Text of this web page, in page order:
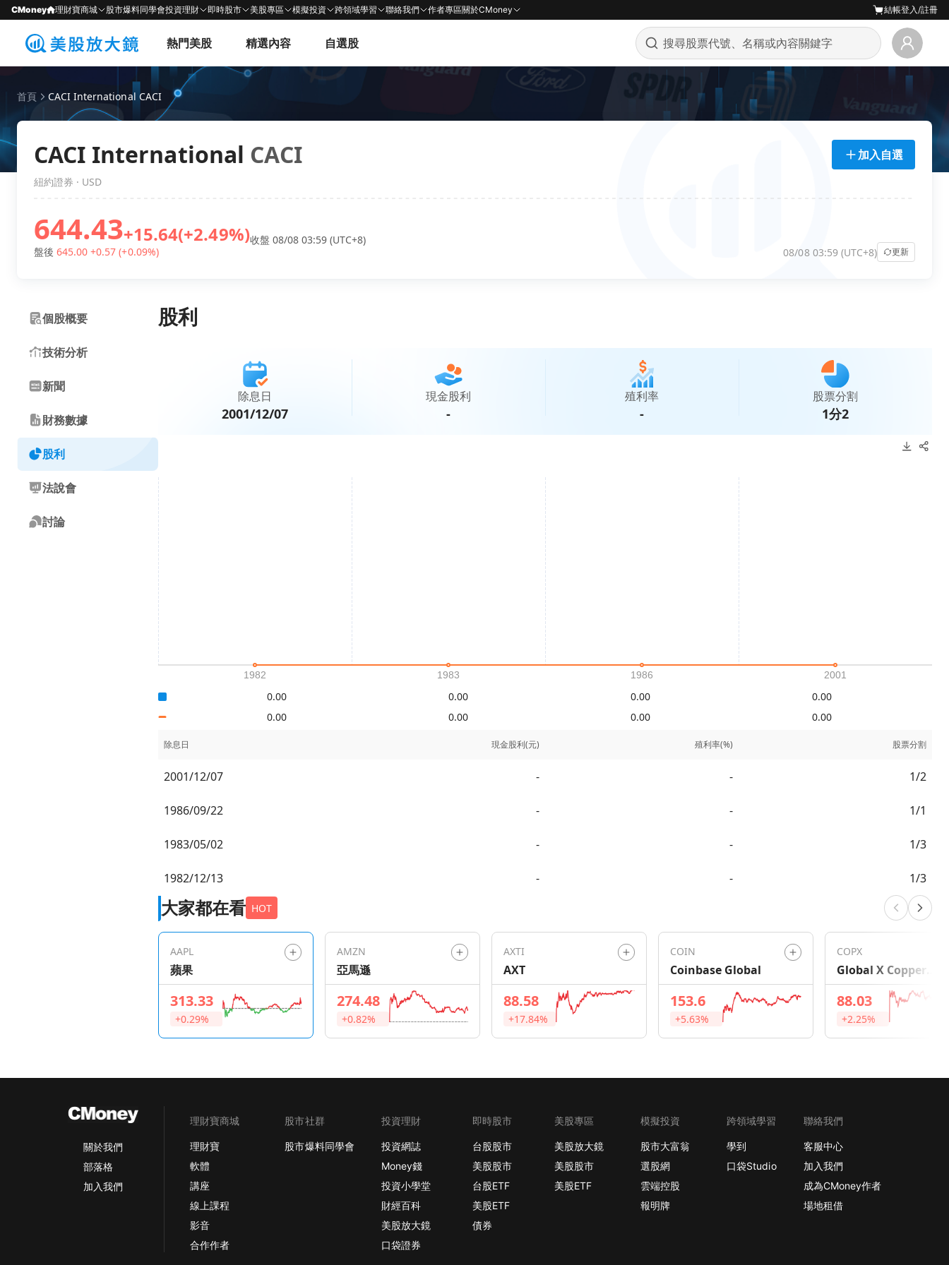
CMoney 理財寶商城 股市爆料同學會投資理財 即時股市 美股專區 模擬投資 跨領域學習 聯絡我們 作者專區關於CMoney 結帳登入/註冊
熱門美股 精選內容 自選股
首頁 CACI International CACI
CACI International CACI 加入自選
紐約證券 · USD
644.43+15.64(+2.49%)收盤 08/08 03:59 (UTC+8)
盤後645.00+0.57(+0.09%) 08/08 03:59 (UTC+8) 更新
個股概要
技術分析
新聞
財務數據
股利
法說會
討論
股利
除息日
2001/12/07
現金股利
-
殖利率
-
股票分割
1分2
0.00 0.00 0.00
0.00
0.00
0.00 0.00 0.00
除息日 現金股利(元) 殖利率(%) 股票分割
2001/12/07 - - 1/2
1986/09/22 - - 1/1
1983/05/02 - - 1/3
1982/12/13 - - 1/3
大家都在看 HOT
AAPL
蘋果
313.33
+0.29%
AMZN
亞馬遜
274.48
+0.82%
AXTI
AXT
88.58
+17.84%
COIN
Coinbase Global
153.6
+5.63%
COPX
Global X Copper
Miners ETF
88.03
+2.25%
關於我們
部落格
加入我們
理財寶商城
理財寶
軟體
講座
線上課程
影音
合作作者
股市社群
股市爆料同學會
投資理財
投資網誌
Money錢
投資小學堂
財經百科
美股放大鏡
口袋證券
即時股市
台股股市
美股股市
台股ETF
美股ETF
債券
美股專區
美股放大鏡
美股股市
美股ETF
模擬投資
股市大富翁
選股網
雲端控股
報明牌
跨領域學習
學到
口袋Studio
聯絡我們
客服中心
加入我們
成為CMoney作者
場地租借